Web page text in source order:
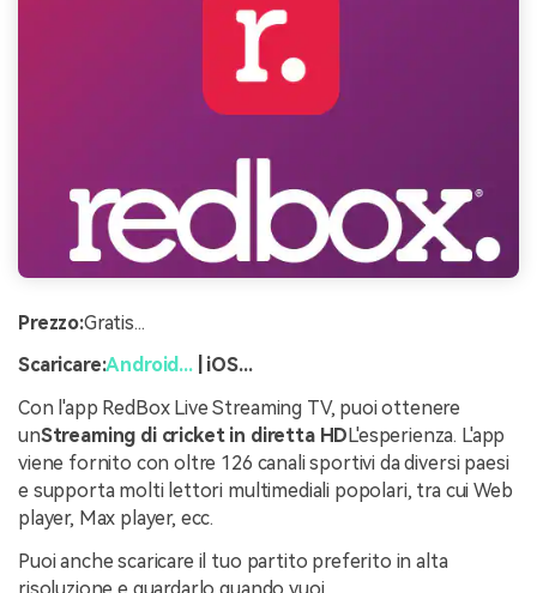
Prezzo:Gratis...
Scaricare:Android...
iOS...
Con l'app RedBox Live Streaming TV, puoi ottenere
unStreaming di cricket in diretta HD L'esperienza. L'app
viene fornito con oltre 126 canali sportivi da diversi paesi
e supporta molti lettori multimediali popolari, tra cui Web
player, Max player, ecc.
Puoi anche scaricare il tuo partito preferito in alta